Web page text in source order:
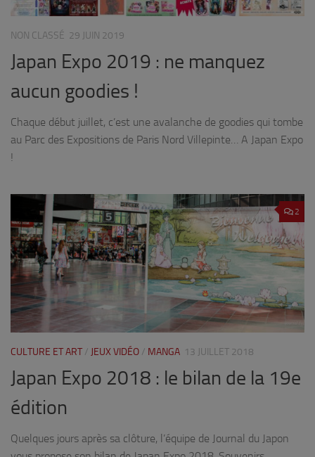
NON CLASSÉ 29 JUIN 2019
Japan Expo 2019 : ne manquez
aucun goodies !
Chaque début juillet, c’est une avalanche de goodies qui tombe
au Parc des Expositions de Paris Nord Villepinte… A Japan Expo
!
2
CULTURE ET ART / JEUX VIDÉO / MANGA 13 JUILLET 2018
Japan Expo 2018 : le bilan de la 19e
édition
Quelques jours après sa clôture, l’équipe de Journal du Japon